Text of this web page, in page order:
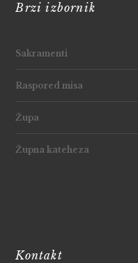
Brzi izbornik
Sakramenti
Raspored misa
Župa
Župna kateheza
Kontakt